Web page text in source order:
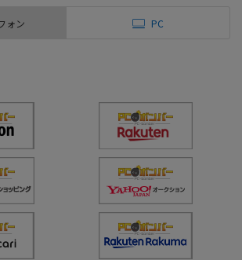
ォン PC